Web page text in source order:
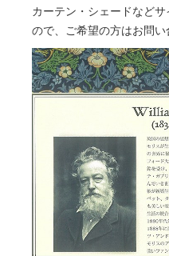
カーテン・シェードなど
ので、ご希望の方はお問い